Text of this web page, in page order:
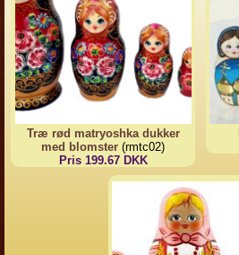
Træ rød matryoshka dukker
med blomster(rmtc02)
Pris 199.67 DKK